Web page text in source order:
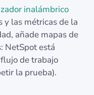
inalámbrico
y las métricas de la
añade mapas de
NetSpot está
de trabajo
la prueba).